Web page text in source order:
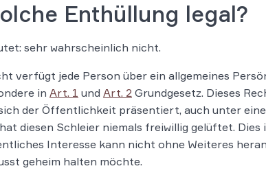
Enthüllung legal?
sehr wahrscheinlich nicht.
verfügt jede Person über ein allgemeines
in Art. 1 und Art. 2 Grundgesetz. Dieses
der Öffentlichkeit präsentiert, auch unter
diesen Schleier niemals freiwillig gelüftet.
Interesse kann nicht ohne Weiteres
geheim halten möchte.